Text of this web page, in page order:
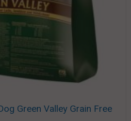
Green Valley Grain Free